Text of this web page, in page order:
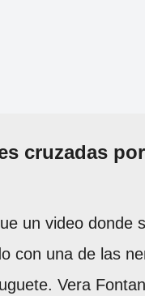
cruzadas
un video donde
con una de las
Vera